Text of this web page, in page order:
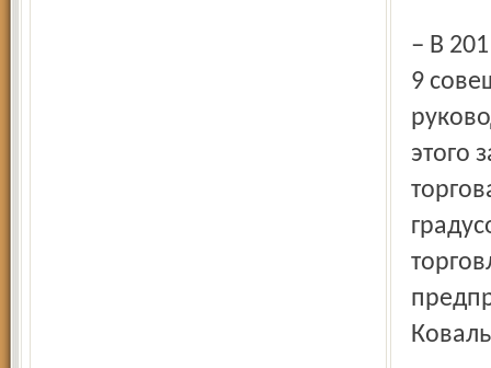
– В 2011 году в мэрии города Ярославля было проведено
9
этого